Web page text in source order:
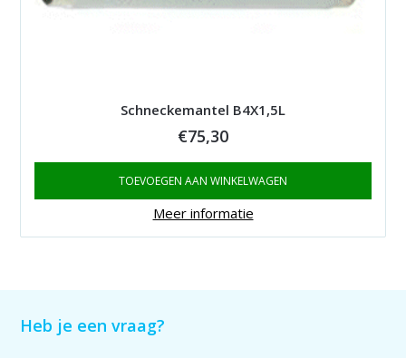
Schneckemantel B4X1,5L
€75,30
TOEVOEGEN AAN WINKELWAGEN
Meer informatie
Heb je een vraag?